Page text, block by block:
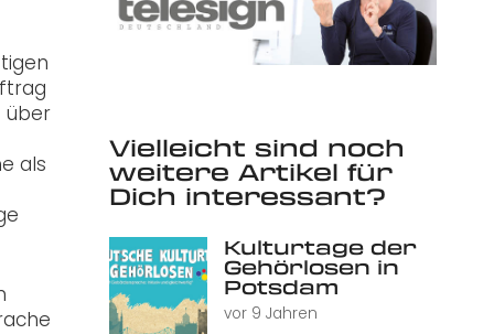
über
als
Vielleicht sind noch
weitere Artikel für
Dich interessant?
Kulturtage der
Gehörlosen in
Potsdam
vor 9 Jahren